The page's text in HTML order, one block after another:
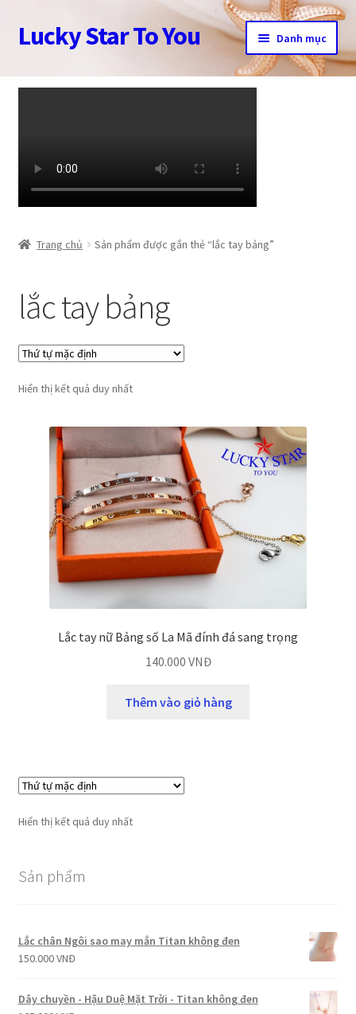
Đi
đến
hướng
Chuyển
đến
dung
Lucky Star To You Danh mục
Trang chủ
Cửa hàng
Tài khoản
Trang chủ Sản phẩm được gắn thẻ “lắc tay bảng”
lắc tay bảng
Hiển thị kết quả duy nhất
Lắc tay nữ Bảng số La Mã đính đá sang trọng
140.000 VNĐ
Thêm vào giỏ hàng
Hiển thị kết quả duy nhất
Sản phẩm
Lắc chân Ngôi sao may mắn Titan không đen
150.000VNĐ
Dây chuyền - Hậu Duệ Mặt Trời - Titan không đen